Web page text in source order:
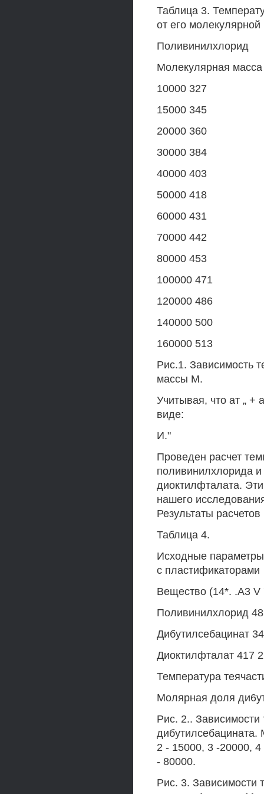
Таблица 3.
от его
Поливинилхлорид
Молекулярная масса
10000 327
15000 345
20000 360
30000 384
40000 403
50000 418
60000 431
70000 442
80000 453
100000 471
120000 486
140000 500
160000 513
Рис.1. Зависимость
массы М.
Учитывая, что ат „ +
виде:
И."
Проведен расчет
поливинилхлорида
диоктилфталата.
нашего
Результаты
Таблица 4.
Исходные
с пластификаторами
Вещество (14*. .А3 V
Поливинилхлорид
Дибутилсебацинат
Диоктилфталат 417
Температура
Молярная доля
Рис. 2..
2 - 15000, 3 -20000,
- 80000.
Рис. 3. Зависимости